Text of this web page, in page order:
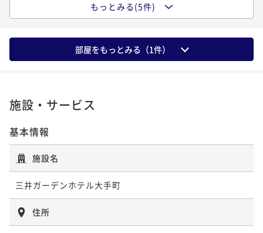
【連泊割】2連泊以上でお得にステイ＜素泊り＞
ポイント即利用で
最大7％OFF
ポイントアップ
朝食付き 現地決済可 事前決済可
IN 15:00 - 27:00 OUT11:00
¥69,300~
シンプルステイ＜素泊り＞
素泊まり 現地決済可 事前決済可
IN 15:00 - 27:00 OUT11:00
ポイント即利用で
【宿の日】シンプルステイ＜朝食付＞
朝食付き 現地決済可
ポイント即利用で最大7％OFF
2名 ¥ 29,388 ~
もっとみる(5件)
部屋をもっとみる（1件）
施設・サービス
基本情報
施設名
三井ガーデンホテル大手町
住所